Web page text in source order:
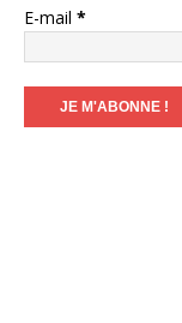
E-mail *